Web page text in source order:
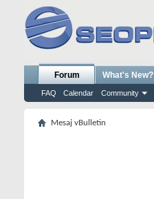
Forum
FAQ Calendar Community
What's New?
Mesaj vBulletin